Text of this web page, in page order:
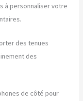
à personnaliser votre
des tenues
des
de côté pour